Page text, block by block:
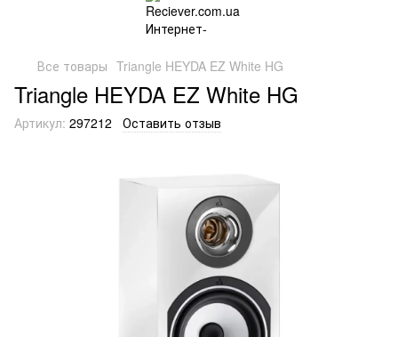
Все товары Triangle HEYDA EZ White HG
Triangle HEYDA EZ White HG
Артикул: 297212 Оставить отзыв